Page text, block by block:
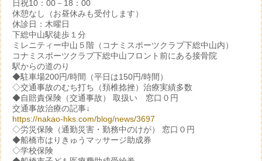
日祝10：00－18：00
休憩なし（お昼休みも受付します）
休診日：木曜日
下総中山駅徒歩１分
ミレニティー中山５階（コナミスポーツクラブ下総中山内）
コナミスポーツクラブ下総中山フロント前にある接骨院
駅からの道のり
◆駐車場200円/時間（平日は150円/時間）
◇交通事故のむち打ち（頚椎捻挫）治療実績多数
◆自賠責保険（交通事故） 取扱い 窓口０円
交通事故治療の記事↓
https://nakao-hks.com/blog/news/3697
◇労災保険（通勤災害・勤務中のけが） 窓口０円
◆船橋市はりきゅうマッサージ助成券
◇学校保険